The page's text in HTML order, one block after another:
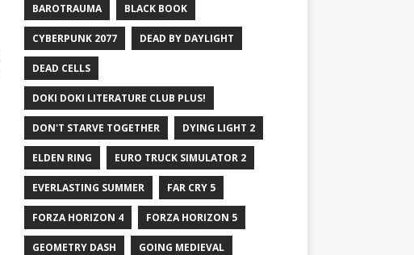
BAROTRAUMA BLACK BOOK
CYBERPUNK 2077 DEAD BY DAYLIGHT
DEAD CELLS
DOKI DOKI LITERATURE CLUB PLUS!
DON'T STARVE TOGETHER DYING LIGHT 2
ELDEN RING EURO TRUCK SIMULATOR 2
EVERLASTING SUMMER FAR CRY 5
FORZA HORIZON 4 FORZA HORIZON 5
GEOMETRY DASH GOING MEDIEVAL